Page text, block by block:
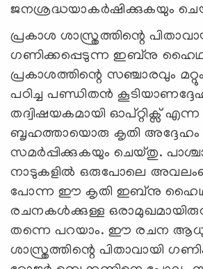
ജനശ്രദ്ധയാകർഷിക്കുകയും
പ്രകാശ ശാസ്ത്രത്തിന്റെ
ഗണിക്കപ്പെടുന്ന ഇബ്നു
പ്രകാശത്തിന്റെ സഞ്ചാരവും
പഠിച്ച പണ്ഡിതൻ
തദ്വിഷയകമായി ഓപ്റ്റിക്സ് എന്ന
ബൃഹത്തായൊരു കൃതി അദ്ദേഹം
സമർപ്പിക്കുകയും ചെയ്തു.
നാടുകളിൽ ഒരുപോലെ
പോന്ന ഈ കൃതി ഇബ്നു
രചനകൾക്കുള്ള
തന്നെ പറയാം. ഈ രചന
ശാസ്ത്രത്തിന്റെ പിതാവായി